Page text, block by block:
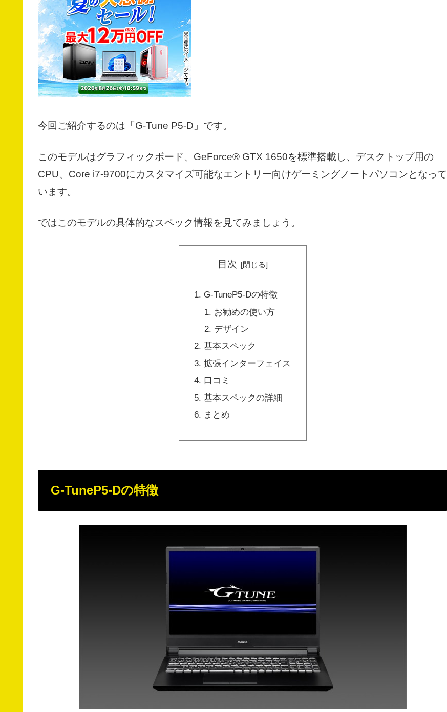
今回ご紹介するのは「G-Tune P5-D」です。
このモデルはグラフィックボード、GeForce® GTX 1650を標準搭載し、デスクトップ用の
CPU、Core i7-9700にカスタマイズ可能なエントリー向けゲーミングノートパソコンとなって
います。
ではこのモデルの具体的なスペック情報を見てみましょう。
目次
G-TuneP5-Dの特徴
お勧めの使い方
デザイン
基本スペック
拡張インターフェイス
口コミ
基本スペックの詳細
まとめ
G-TuneP5-Dの特徴